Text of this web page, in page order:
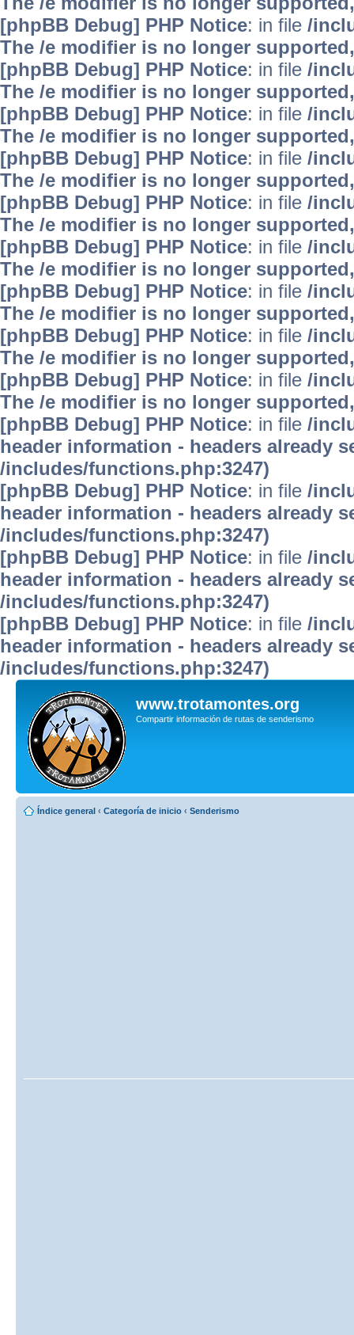
[phpBB Debug] PHP Notice: in file /
The /e modifier is no longer
[phpBB Debug] PHP Notice: in file /
The /e modifier is no longer
[phpBB Debug] PHP Notice: in file /
The /e modifier is no longer
[phpBB Debug] PHP Notice: in file /
The /e modifier is no longer
[phpBB Debug] PHP Notice: in file /
The /e modifier is no longer
[phpBB Debug] PHP Notice: in file /
The /e modifier is no longer
[phpBB Debug] PHP Notice: in file /
The /e modifier is no longer
[phpBB Debug] PHP Notice: in file /
The /e modifier is no longer
[phpBB Debug] PHP Notice: in file /
The /e modifier is no longer
[phpBB Debug] PHP Notice: in file /
header information - headers already
/includes/functions.php:3247)
[phpBB Debug] PHP Notice: in file /
header information - headers already
/includes/functions.php:3247)
[phpBB Debug] PHP Notice: in file /
header information - headers already
/includes/functions.php:3247)
[phpBB Debug] PHP Notice: in file /
header information - headers already
/includes/functions.php:3247)
www.trotamontes.org
Compartir información de rutas de senderismo
Índice general ‹ Categoría de inicio ‹ Senderismo